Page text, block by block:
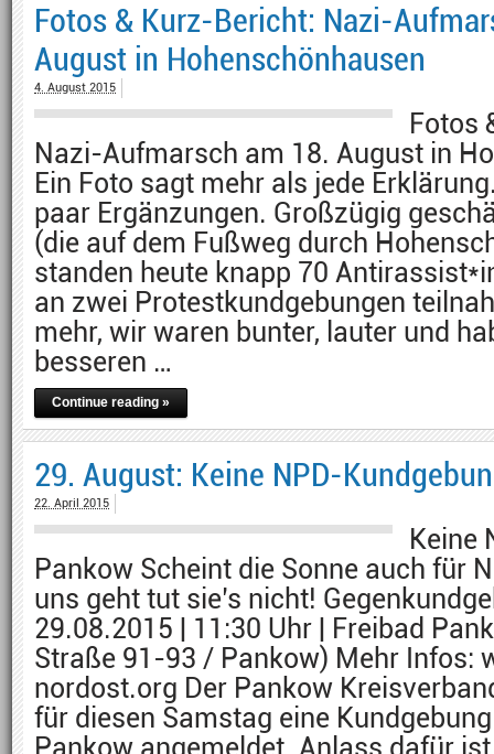
Fotos & Kurz-Bericht: Nazi-
August in Hohenschönhausen
4. August 2015
Fotos
Nazi-Aufmarsch am 18. August in
Ein Foto sagt mehr als jede
paar Ergänzungen. Großzügig
(die auf dem Fußweg durch
standen heute knapp 70
an zwei Protestkundgebungen
mehr, wir waren bunter, lauter und
besseren …
Continue reading »
29. August: Keine NPD-
22. April 2015
Keine
Pankow Scheint die Sonne auch für
uns geht tut sie’s nicht!
29.08.2015 | 11:30 Uhr | Freibad
Straße 91-93 / Pankow) Mehr Infos:
nordost.org Der Pankow
für diesen Samstag eine